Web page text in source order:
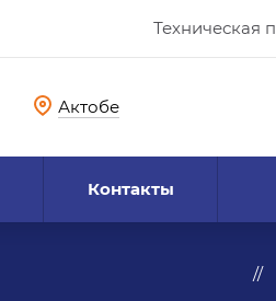
Техническая
Актобе
Контакты